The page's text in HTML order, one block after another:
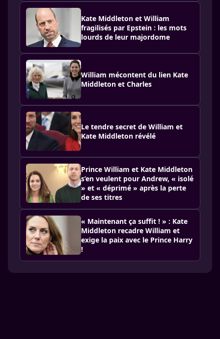
Kate Middleton et William
fragilisés par Epstein : les mots
lourds de leur majordome
William mécontent du lien Kate
Middleton et Charles
Le tendre secret de William et
Kate Middleton révélé
Prince William et Kate Middleton
s’en veulent pour Andrew, « isolé
» et « déprimé » après la perte
de ses titres
« Maintenant ça suffit ! » : Kate
Middleton recadre William et
exige la paix avec le Prince Harry
!